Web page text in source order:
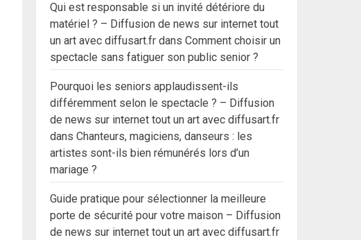
Qui est responsable si un invité détériore du
matériel ? – Diffusion de news sur internet tout
un art avec diffusart.fr dansComment choisir un
spectacle sans fatiguer son public senior ?
Pourquoi les seniors applaudissent-ils
différemment selon le spectacle ? – Diffusion
de news sur internet tout un art avec diffusart.fr
dansChanteurs, magiciens, danseurs : les
artistes sont-ils bien rémunérés lors d’un
mariage ?
Guide pratique pour sélectionner la meilleure
porte de sécurité pour votre maison – Diffusion
de news sur internet tout un art avec diffusart.fr